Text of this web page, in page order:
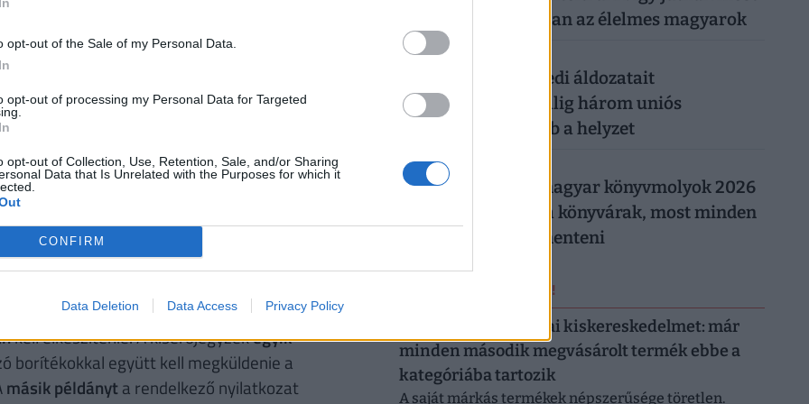
opt-out of the Sale of my Personal Data.
opt-out of processing my Personal Data for Targeted
opt-out of Collection, Use, Retention, Sale, and/or Sharing
Data that Is Unrelated with the Purposes for which it
CONFIRM
Data Deletion Data Access Privacy Policy
át kell adnia a munkáltatójának. A
meg. Ennek érdekében a
és ragasztott felületére átnyúlóan saját
nyilatkozatot a munkáltatójának.
tevő magánszemély nevét,
igazoló munkavállalói aláírást. Ezeken
nevét, adószámát. Többoldalas kísérőjegyzék
ellátni, megismételve a munkáltató azonosító
kell ellátni, a kísérőjegyzék végén az
is szerepeltetni kell.Hatöbb telephelyevan a
kell készíteni.
kell elkészítenie. A kísérőjegyzékegyik
együtt kell megküldenie a
másik példányta rendelkező nyilatkozat
milliókhoz olcsóbban az élelmes magyarok
2026. augusztus 5.
Csendes gyilkos szedi áldozatait
Magyarországon: alig három uniós
országban rosszabb a helyzet
2026. augusztus 5.
Így trükköznek a magyar könyvmolyok 2026
nyarán: elszálltak a könyvárak, most minden
forintot meg kell menteni
ERRŐL NE MARADJ LE!
Letarolták az európai kiskereskedelmet: már
minden második megvásárolt termék ebbe a
kategóriába tartozik
A saját márkás termékek népszerűsége töretlen.